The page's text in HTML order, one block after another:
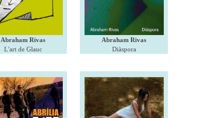
Abraham Rivas
L'art de Glauc
Abraham Rivas
Diàspora